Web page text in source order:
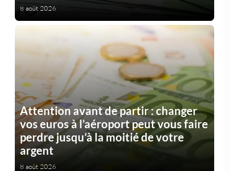
8 août 2026
Attention avant de partir : changer
vos euros à l’aéroport peut vous faire
perdre jusqu’à la moitié de votre
argent
8 août 2026